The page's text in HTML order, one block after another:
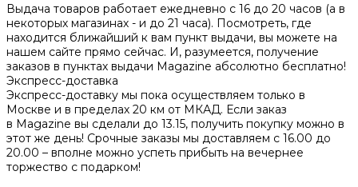
Выдача товаров работает ежедневно с 16 до 20 часов (а в
некоторых магазинах - и до 21 часа). Посмотреть, где
находится ближайший к вам пункт выдачи, вы можете на
нашем сайте прямо сейчас. И, разумеется, получение
заказов в пунктах выдачи Magazine абсолютно бесплатно!
Экспресс-доставка
Экспресс-доставку мы пока осуществляем только в
Москве и в пределах 20 км от МКАД. Если заказ
в Magazine вы сделали до 13.15, получить покупку можно в
этот же день! Срочные заказы мы доставляем с 16.00 до
20.00 – вполне можно успеть прибыть на вечернее
торжество с подарком!